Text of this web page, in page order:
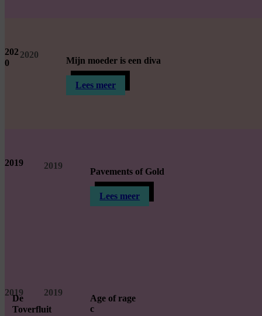
202
0
2020
Mijn moeder is een diva
Lees meer
2019 2019
Pavements of Gold
Lees meer
2019
De
Toverfluit
2019
Age of rage
c